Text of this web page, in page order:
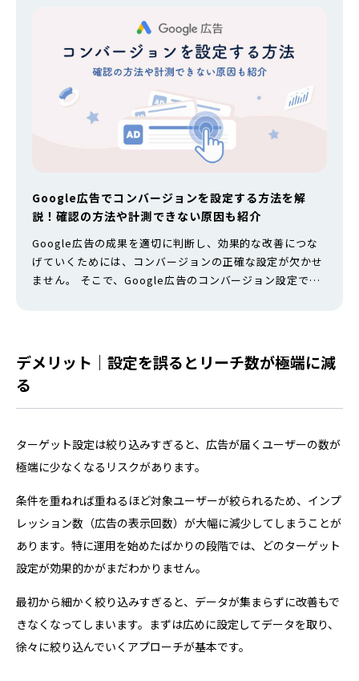
Google広告でコンバージョンを設定する方法を解
説！確認の方法や計測できない原因も紹介
Google広告の成果を適切に判断し、効果的な改善につな
げていくためには、コンバージョンの正確な設定が欠かせ
ません。 そこで、Google広告のコンバージョン設定でで
や、運用しているけど正しく設定できているか怪しい、と
いう方はぜひ参考…
デメリット｜設定を誤るとリーチ数が極端に減
る
ターゲット設定は絞り込みすぎると、広告が届くユーザーの数が
極端に少なくなるリスクがあります。
条件を重ねれば重ねるほど対象ユーザーが絞られるため、インプ
レッション数（広告の表示回数）が大幅に減少してしまうことが
あります。特に運用を始めたばかりの段階では、どのターゲット
設定が効果的かがまだわかりません。
最初から細かく絞り込みすぎると、データが集まらずに改善もで
きなくなってしまいます。まずは広めに設定してデータを取り、
徐々に絞り込んでいくアプローチが基本です。